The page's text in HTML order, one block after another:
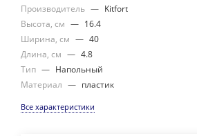
Производитель — Kitfort
Высота, см — 16.4
Ширина, см — 40
Длина, см — 4.8
Тип — Напольный
Материал — пластик
Все характеристики